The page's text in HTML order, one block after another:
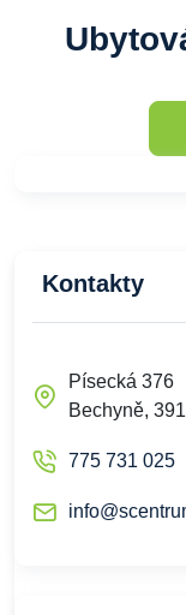
Kontakty
Písecká 376
Bechyně,
775 731 025